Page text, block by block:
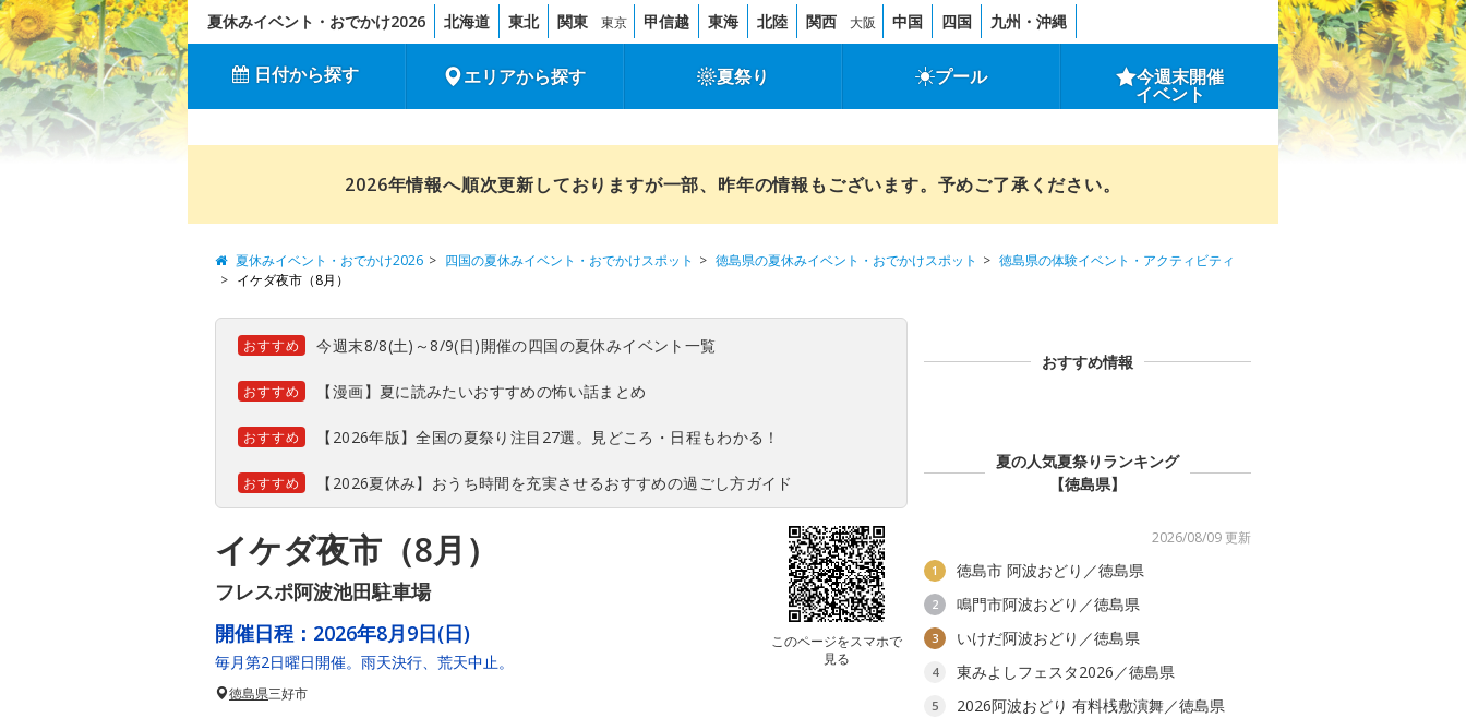
夏休みイベント・おでかけ2026 北海道 東北 関東 東京 甲信越 東海 北陸 関西 大阪 中国 四国 九州・沖縄
日付から探す エリアから探す 夏祭り プール 今週末開催
イベント
2026年情報へ順次更新しておりますが一部、昨年の情報もございます。予めご了承ください。
夏休みイベント・おでかけ2026 四国の夏休みイベント・おでかけスポット 徳島県の夏休みイベント・おでかけスポット
徳島県の体験イベント・アクティビティ
イケダ夜市（8月）
おすすめ 今週末8/8(土)～8/9(日)開催の四国の夏休みイベント一覧
おすすめ 【漫画】夏に読みたいおすすめの怖い話まとめ
おすすめ 【2026年版】全国の夏祭り注目27選。見どころ・日程もわかる！
おすすめ 【2026夏休み】おうち時間を充実させるおすすめの過ごし方ガイド
イケダ夜市（8月）
フレスポ阿波池田駐車場
このページをスマホで
見る
開催日程： 2026年8月9日(日)
毎月第2日曜日開催。雨天決行、荒天中止。
徳島県三好市
おすすめ情報
夏の人気夏祭りランキング
【徳島県】
2026/08/09 更新
1 徳島市 阿波おどり／徳島県
2 鳴門市阿波おどり／徳島県
3 いけだ阿波おどり／徳島県
4 東みよしフェスタ2026／徳島県
5
2026阿波おどり 有料桟敷演舞／徳島県